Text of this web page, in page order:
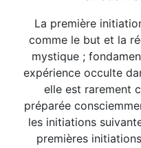
La première
comme le but et la
mystique ;
expérience occulte
elle est rarement
préparée
les initiations
premières